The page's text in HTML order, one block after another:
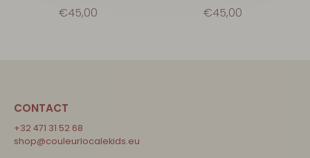
€45,00
€45,00
CONTACT
+32 471 31 52 68
shop@couleurlocalekids.eu